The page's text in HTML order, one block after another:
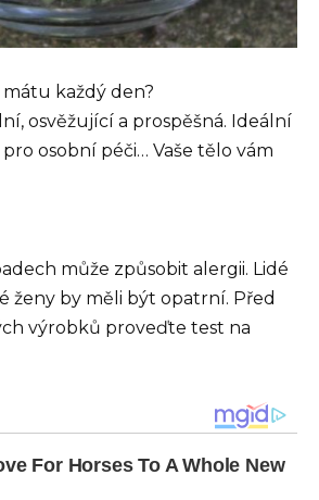
každý den?
osvěžující a prospěšná. Ideální
osobní péči… Vaše tělo vám
může způsobit alergii. Lidé
ženy by měli být opatrní. Před
výrobků proveďte test na